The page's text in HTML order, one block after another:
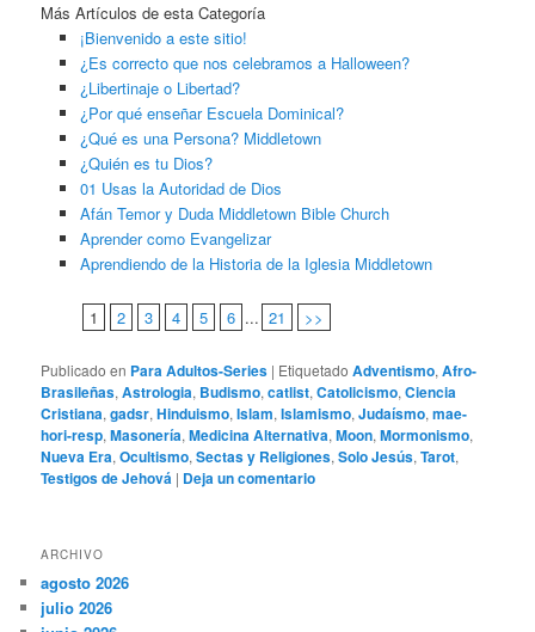
Más Artículos de esta Categoría
¡Bienvenido a este sitio!
¿Es correcto que nos celebramos a Halloween?
¿Libertinaje o Libertad?
¿Por qué enseñar Escuela Dominical?
¿Qué es una Persona? Middletown
¿Quién es tu Dios?
01 Usas la Autoridad de Dios
Afán Temor y Duda Middletown Bible Church
Aprender como Evangelizar
Aprendiendo de la Historia de la Iglesia Middletown
1 2 3 4 5 6 ... 21 >>
Publicado en Para Adultos-Series | Etiquetado Adventismo,Afro-
Brasileñas,Astrologia, Budismo,catlist,Catolicismo,Ciencia
Cristiana,gadsr,Hinduismo,Islam,Islamismo,Judaísmo,mae-
hori-resp,Masonería,Medicina Alternativa,Moon,Mormonismo,
Nueva Era,Ocultismo,Sectas y Religiones,Solo Jesús,Tarot,
Testigos de Jehová | Deja un comentario
ARCHIVO
agosto 2026
julio 2026